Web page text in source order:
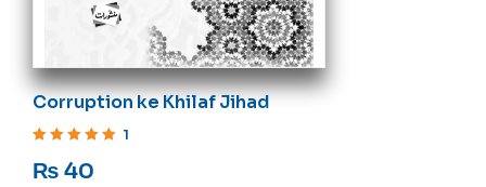
Corruption ke Khilaf Jihad
1
₨ 40